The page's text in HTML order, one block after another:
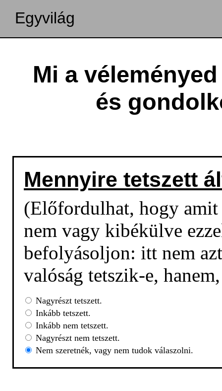
Egyvilág
Mi a
és
Mennyire tetszett
(Előfordulhat, hogy amit
nem vagy kibékülve
befolyásoljon: itt nem
valóság tetszik-e,
Nagyrészt tetszett.
Inkább tetszett.
Inkább nem tetszett.
Nagyrészt nem tetszett.
Nem szeretnék, vagy nem tudok válaszolni.